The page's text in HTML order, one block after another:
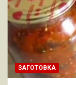
ЗАГОТОВКА